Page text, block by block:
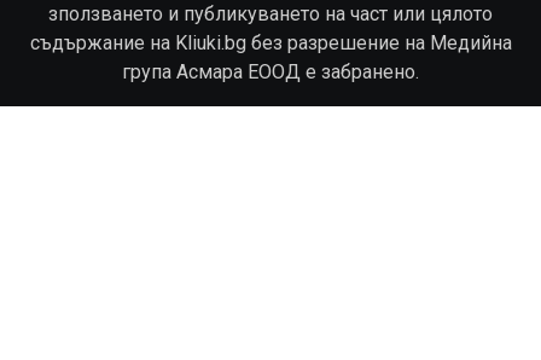
зползването и публикуването на част или цялото
съдържание на Kliuki.bg без разрешение на Медийна
група Асмара ЕООД е забранено.